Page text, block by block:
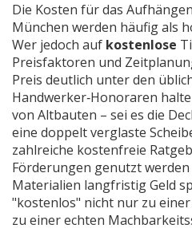
Die Kosten für das
München werden häufig als
Wer jedoch auf kostenlose
Preisfaktoren und
Preis deutlich unter den
Handwerker‑Honoraren
von Altbauten – sei es die
eine doppelt verglaste
zahlreiche kostenfreie
Förderungen genutzt
Materialien langfristig Geld
"kostenlos" nicht nur zu
zu einer echten